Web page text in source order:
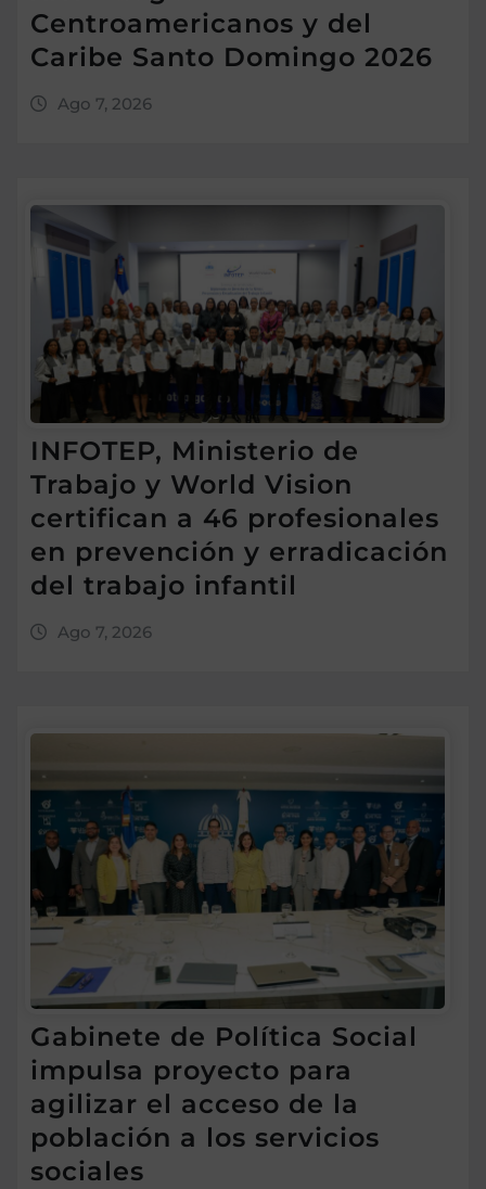
Centroamericanos y del
Caribe Santo Domingo 2026
Ago 7, 2026
INFOTEP, Ministerio de
Trabajo y World Vision
certifican a 46 profesionales
en prevención y erradicación
del trabajo infantil
Ago 7, 2026
Gabinete de Política Social
impulsa proyecto para
agilizar el acceso de la
población a los servicios
sociales